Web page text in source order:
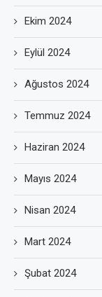
Ekim 2024
Eylül 2024
Ağustos 2024
Temmuz 2024
Haziran 2024
Mayıs 2024
Nisan 2024
Mart 2024
Şubat 2024